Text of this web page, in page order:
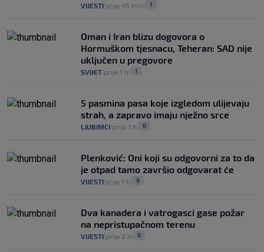
VIJESTI prije 45 min 1
Oman i Iran blizu dogovora o
Hormuškom tjesnacu, Teheran: SAD nije
uključen u pregovore
SVIJET prije 1 h 1
5 pasmina pasa koje izgledom ulijevaju
strah, a zapravo imaju nježno srce
LJUBIMCI prije 1 h 0
Plenković: Oni koji su odgovorni za to da
je otpad tamo završio odgovarat će
VIJESTI prije 1 h 9
Dva kanadera i vatrogasci gase požar
na nepristupačnom terenu
VIJESTI prije 2 h 0